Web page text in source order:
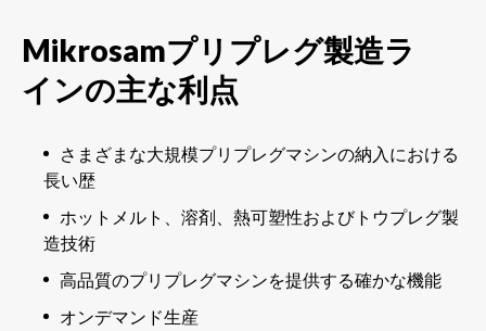
Mikrosamプリプレグ製造ラ
インの主な利点
さまざまな大規模プリプレグマシンの納入における
長い歴
ホットメルト、溶剤、熱可塑性およびトウプレグ製
造技術
高品質のプリプレグマシンを提供する確かな機能
オンデマンド生産